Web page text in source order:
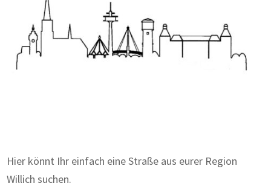
Hier könnt Ihr einfach eine Straße aus eurer Region
Willich suchen.